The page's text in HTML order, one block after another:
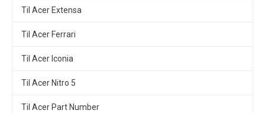
Til Acer Extensa
Til Acer Ferrari
Til Acer Iconia
Til Acer Nitro 5
Til Acer Part Number